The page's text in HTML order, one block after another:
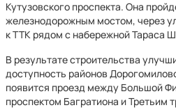
Кутузовского проспекта. Она
железнодорожным мостом, через
к ТТК рядом с набережной Тараса
В результате строительства
доступность районов
появится проезд между Большой
проспектом Багратиона и Третьим